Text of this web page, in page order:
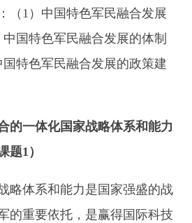
（1）中国特色军民融合发展
国特色军民融合发展的体制
特色军民融合发展的政策建
的一体化国家战略体系和能力
题1）
体系和能力是国家强盛的战
的重要依托，是赢得国际科技